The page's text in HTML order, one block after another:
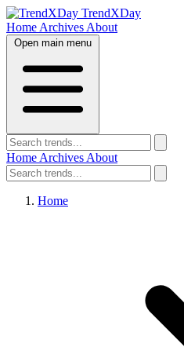
TrendXDay
Home Archives About
Open main menu
Home Archives About
Home